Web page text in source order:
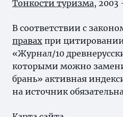
Тонкости туризма,
В соответствии с
правах при
«Журнал/10
которыми можно
брань» активная
на источник